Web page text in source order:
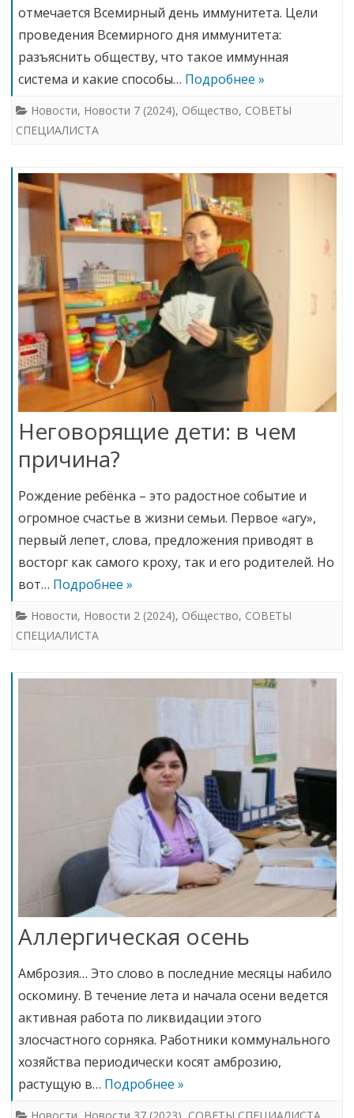
отмечается Всемирный день иммунитета. Цели
проведения Всемирного дня иммунитета:
разъяснить обществу, что такое иммунная
система и какие способы… Подробнее »
Новости, Новости 7 (2024), Общество, СОВЕТЫ
СПЕЦИАЛИСТА
Неговорящие дети: в чем
причина?
Рождение ребёнка – это радостное событие и
огромное счастье в жизни семьи. Первое «агу»,
первый лепет, слова, предложения приводят в
восторг как самого кроху, так и его родителей. Но
вот… Подробнее »
Новости, Новости 2 (2024), Общество, СОВЕТЫ
СПЕЦИАЛИСТА
Аллергическая осень
Амброзия… Это слово в последние месяцы набило
оскомину. В течение лета и начала осени ведется
активная работа по ликвидации этого
злосчастного сорняка. Работники коммунального
хозяйства периодически косят амброзию,
растущую в… Подробнее »